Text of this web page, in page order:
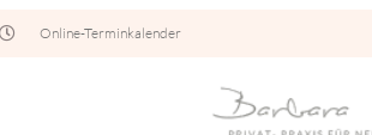
Online-Terminkalender